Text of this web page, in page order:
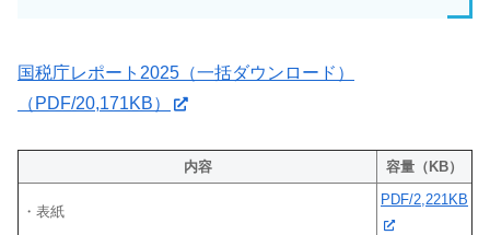
国税庁レポート2025（一括ダウンロード）
（PDF/20,171KB）
内容 容量（KB）
・表紙
PDF/2,221KB